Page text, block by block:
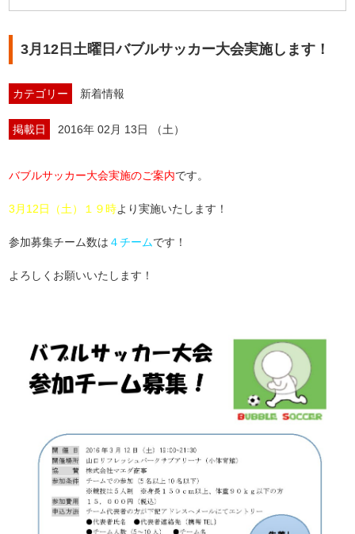
3月12日土曜日バブルサッカー大会実施します！
カテゴリー 新着情報
掲載日 2016年 02月 13日 （土）
バブルサッカー大会実施のご案内です。
3月12日（土）１９時より実施いたします！
参加募集チーム数は ４チームです！
よろしくお願いいたします！